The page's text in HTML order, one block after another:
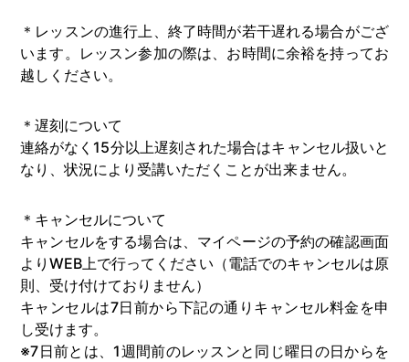
＊レッスンの進行上、終了時間が若干遅れる場合がござ
います。レッスン参加の際は、お時間に余裕を持ってお
越しください。
＊遅刻について
連絡がなく15分以上遅刻された場合はキャンセル扱いと
なり、状況により受講いただくことが出来ません。
＊キャンセルについて
キャンセルをする場合は、マイページの予約の確認画面
よりWEB上で行ってください（電話でのキャンセルは原
則、受け付けておりません）
キャンセルは7日前から下記の通りキャンセル料金を申
し受けます。
※7日前とは、1週間前のレッスンと同じ曜日の日からを